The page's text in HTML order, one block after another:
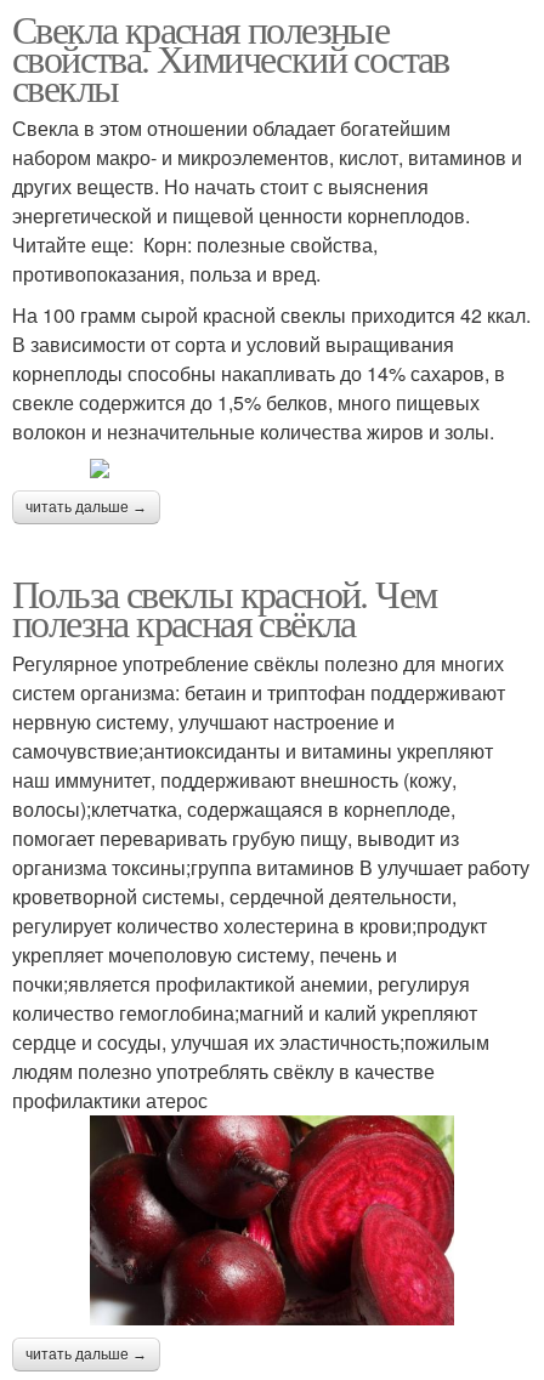
Свекла красная полезные
свойства. Химический состав
свеклы
Свекла в этом отношении обладает богатейшим
набором макро- и микроэлементов, кислот, витаминов и
других веществ. Но начать стоит с выяснения
энергетической и пищевой ценности корнеплодов.
Читайте еще: Корн: полезные свойства,
противопоказания, польза и вред.
На 100 грамм сырой красной свеклы приходится 42 ккал.
В зависимости от сорта и условий выращивания
корнеплоды способны накапливать до 14% сахаров, в
свекле содержится до 1,5% белков, много пищевых
волокон и незначительные количества жиров и золы.
читать дальше →
Польза свеклы красной. Чем
полезна красная свёкла
Регулярное употребление свёклы полезно для многих
систем организма: бетаин и триптофан поддерживают
нервную систему, улучшают настроение и
самочувствие;антиоксиданты и витамины укрепляют
наш иммунитет, поддерживают внешность (кожу,
волосы);клетчатка, содержащаяся в корнеплоде,
помогает переваривать грубую пищу, выводит из
организма токсины;группа витаминов В улучшает работу
кроветворной системы, сердечной деятельности,
регулирует количество холестерина в крови;продукт
укрепляет мочеполовую систему, печень и
почки;является профилактикой анемии, регулируя
количество гемоглобина;магний и калий укрепляют
сердце и сосуды, улучшая их эластичность;пожилым
людям полезно употреблять свёклу в качестве
профилактики атерос
читать дальше →